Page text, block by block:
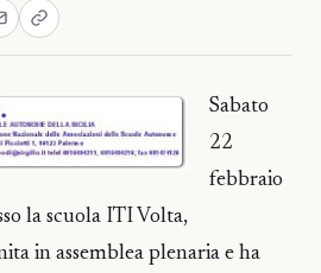
Sabato
22
febbraio
la scuola ITI Volta,
in assemblea plenaria e ha